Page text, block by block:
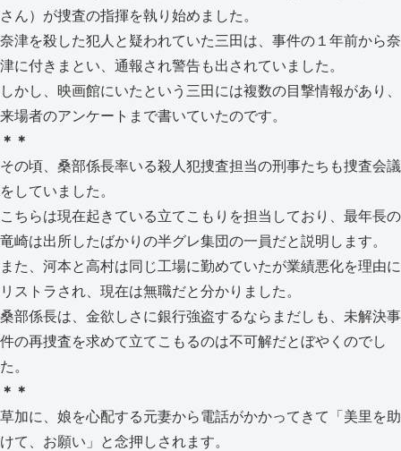
さん）が捜査の指揮を執り始めました。
奈津を殺した犯人と疑われていた三田は、事件の１年前から奈
津に付きまとい、通報され警告も出されていました。
しかし、映画館にいたという三田には複数の目撃情報があり、
来場者のアンケートまで書いていたのです。
＊＊
その頃、桑部係長率いる殺人犯捜査担当の刑事たちも捜査会議
をしていました。
こちらは現在起きている立てこもりを担当しており、最年長の
竜崎は出所したばかりの半グレ集団の一員だと説明します。
また、河本と高村は同じ工場に勤めていたが業績悪化を理由に
リストラされ、現在は無職だと分かりました。
桑部係長は、金欲しさに銀行強盗するならまだしも、未解決事
件の再捜査を求めて立てこもるのは不可解だとぼやくのでし
た。
＊＊
草加に、娘を心配する元妻から電話がかかってきて「美里を助
けて、お願い」と念押しされます。